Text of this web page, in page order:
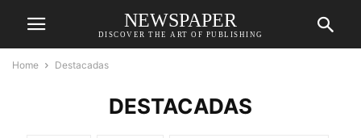
NEWSPAPER
DISCOVER THE ART OF PUBLISHING
Home Destacadas
DESTACADAS